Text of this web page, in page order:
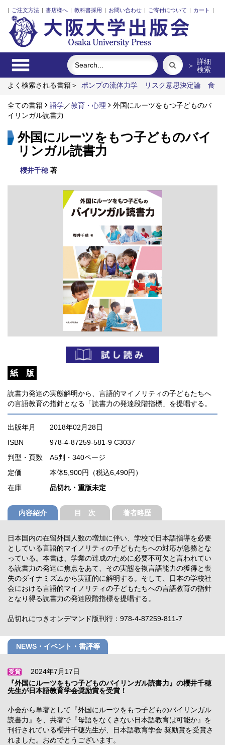
| ご注文方法 | 書店様へ | 教科書採用 | お問い合わせ | ご寄付について | カート |
＞ 詳細
検索
よく検索される書籍＞
ポンプの流体力学 リスク意思決定論
食
欧諸国と日本の介護
明治・大正・昭和の細菌学者たち
全ての書籍 語学／教育・心理
外国にルーツをもつ子どものバ
イリンガル読書力
外国にルーツをもつ子どものバイ
リンガル読書力
櫻井千穂著
紙 版
読書力発達の実態解明から、言語的マイノリティの子どもたちへ
の言語教育の指針となる「読書力の発達段階指標」を提唱する。
出版年月
2018年02月28日
ISBN
978-4-87259-581-9 C3037
判型・頁数 A5判・340ページ
定価
本体5,900円（税込6,490円）
在庫
品切れ・重版未定
内容紹介 目 次 著者略歴
日本国内の在留外国人数の増加に伴い、学校で日本語指導を必要
としている言語的マイノリティの子どもたちへの対応が急務とな
っている。本書は、学業の達成のために必要不可欠と言われてい
る読書力の発達に焦点をあて、その実態を複言語能力の獲得と喪
失のダイナミズムから実証的に解明する。そして、日本の学校社
会における言語的マイノリティの子どもたちへの言語教育の指針
となり得る読書力の発達段階指標を提唱する。
品切れにつきオンデマンド版刊行：978-4-87259-811-7
NEWS・イベント・書評等
受賞
2024年7月17日
『外国にルーツをもつ子どものバイリンガル読書力』の櫻井千穂
先生が日本語教育学会奨励賞を受賞！
小会から単著として『外国にルーツをもつ子どものバイリンガル
読書力』を、共著で『母語をなくさない日本語教育は可能か』を
刊行されている櫻井千穂先生が、日本語教育学会 奨励賞を受賞さ
れました。おめでとうございます。